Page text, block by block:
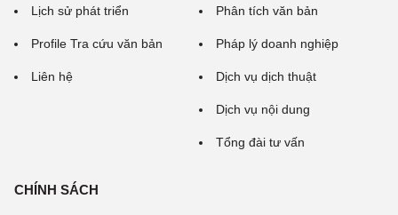
Lịch sử phát triển
Profile Tra cứu văn bản
Liên hệ
Phân tích văn bản
Pháp lý doanh nghiệp
Dịch vụ dịch thuật
Dịch vụ nội dung
Tổng đài tư vấn
CHÍNH SÁCH